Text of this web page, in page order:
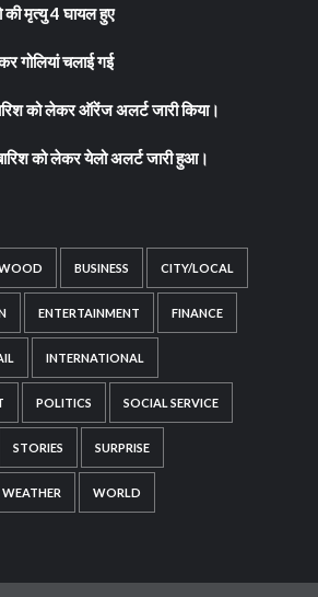
की मृत्यु 4 घायल हुए
गोलियां चलाई गई
को लेकर ऑरेंज अलर्ट जारी किया।
को लेकर येलो अलर्ट जारी हुआ।
BUSINESS CITY/LOCAL
ENTERTAINMENT FINANCE
INTERNATIONAL
POLITICS SOCIAL SERVICE
STORIES SURPRISE
WEATHER WORLD